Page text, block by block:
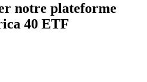
notre plateforme
40 ETF